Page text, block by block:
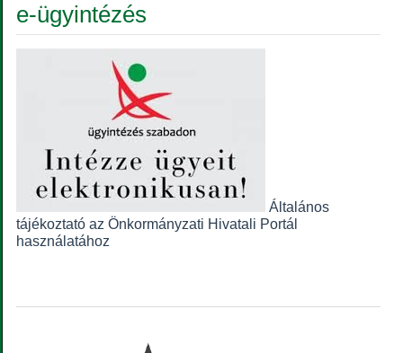
e-ügyintézés
Általános
tájékoztató az Önkormányzati Hivatali Portál
használatához